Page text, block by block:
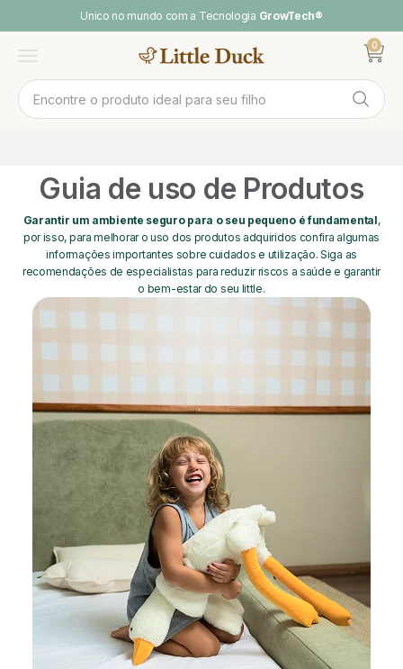
Unico no mundo com a Tecnologia GrowTech®
Abrir menu Abrir
0
Guia de uso de Produtos
Garantir um ambiente seguro para o seu pequeno é fundamental,
por isso, para melhorar o uso dos produtos adquiridos confira algumas
informações importantes sobre cuidados e utilização. Siga as
recomendações de especialistas para reduzir riscos a saúde e garantir
o bem-estar do seu little.